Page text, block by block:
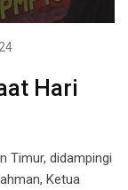
Hari
Timur, didampingi
Ketua